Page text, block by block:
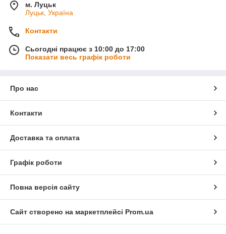
м. Луцьк
Луцьк, Україна
Контакти
Сьогодні працює з 10:00 до 17:00
Показати весь графік роботи
Про нас
Контакти
Доставка та оплата
Графік роботи
Повна версія сайту
Сайт створено на маркетплейсі Prom.ua